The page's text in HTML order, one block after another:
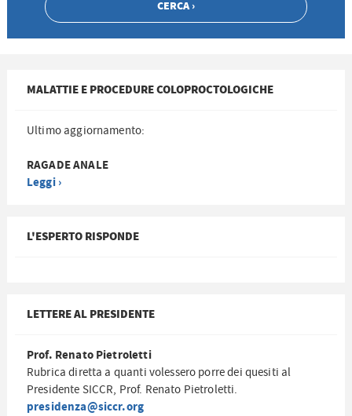
MALATTIE E PROCEDURE COLOPROCTOLOGICHE
Ultimo aggiornamento:
RAGADE ANALE
Leggi ›
L'ESPERTO RISPONDE
LETTERE AL PRESIDENTE
Prof. Renato Pietroletti
Rubrica diretta a quanti volessero porre dei quesiti al
Presidente SICCR, Prof. Renato Pietroletti.
presidenza@siccr.org